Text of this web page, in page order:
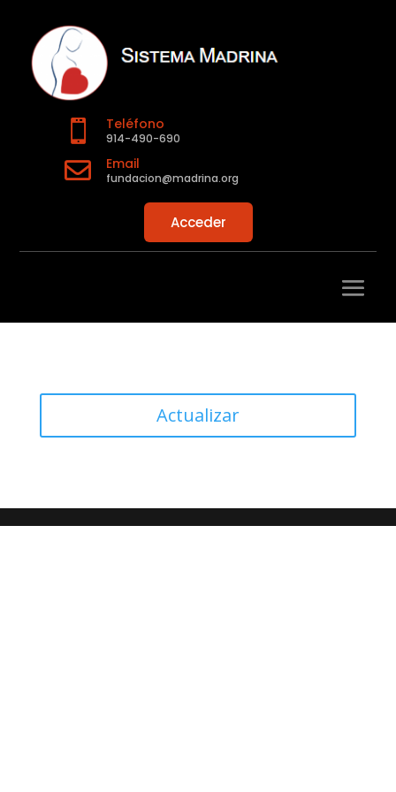
 Teléfono
914-490-690
 Email
fundacion@madrina.org
Acceder
Actualizar